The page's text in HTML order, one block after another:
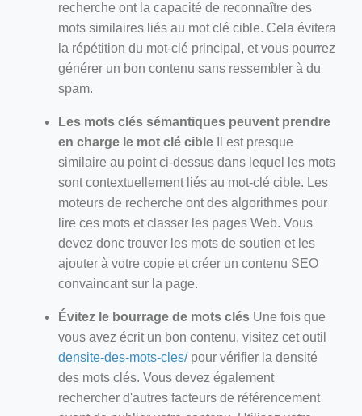
recherche ont la capacité de reconnaître des
mots similaires liés au mot clé cible. Cela évitera
la répétition du mot-clé principal, et vous pourrez
générer un bon contenu sans ressembler à du
spam.
Les mots clés sémantiques peuvent prendre
en charge le mot clé cible Il est presque
similaire au point ci-dessus dans lequel les mots
sont contextuellement liés au mot-clé cible. Les
moteurs de recherche ont des algorithmes pour
lire ces mots et classer les pages Web. Vous
devez donc trouver les mots de soutien et les
ajouter à votre copie et créer un contenu SEO
convaincant sur la page.
Évitez le bourrage de mots clés Une fois que
vous avez écrit un bon contenu, visitez cet outil
densite-des-mots-cles/pour vérifier la densité
des mots clés. Vous devez également
rechercher d'autres facteurs de référencement